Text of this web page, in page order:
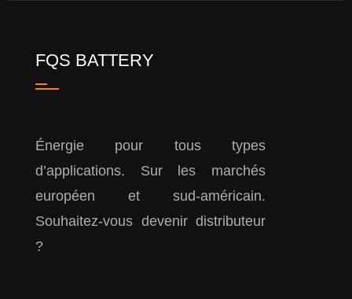
FQS BATTERY
Énergie pour tous types
d’applications. Sur les marchés
européen et sud-américain.
Souhaitez-vous devenir distributeur
?